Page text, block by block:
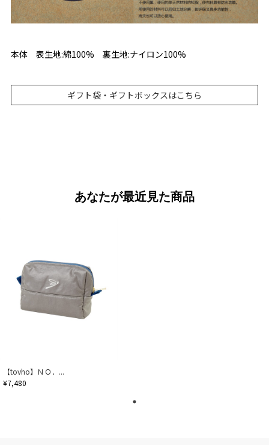
本体 表生地:綿100% 裏生地:ナイロン100%
ギフト袋・ギフトボックスはこちら
あなたが最近見た商品
【tovho】ＮＯ．...
¥7,480